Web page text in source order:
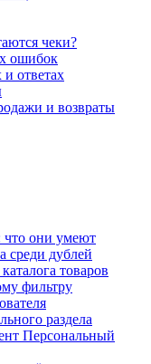
чеки?
ошибок
ответах
и возвраты
что они умеют
среди дублей
товаров
фильтру
раздела
Персональный